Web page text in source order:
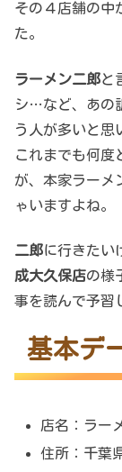
その４店舗の中
た。
ラーメン二郎と
シ…など、あの
う人が多いと思
これまでも何度
が、本家ラーメ
ゃいますよね。
二郎に行きたい
成大久保店の様
事を読んで予習
基本デ
店名：ラー
住所：千葉